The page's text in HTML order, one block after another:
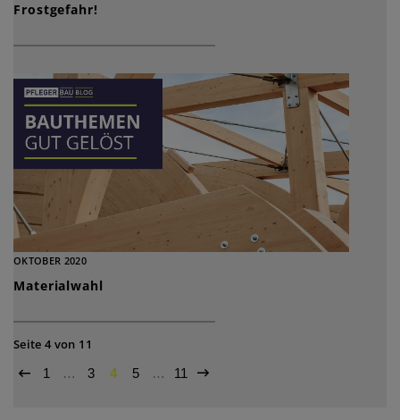
Frostgefahr!
OKTOBER 2020
Materialwahl
Seite 4 von 11
 1 … 3 4 5 … 11 